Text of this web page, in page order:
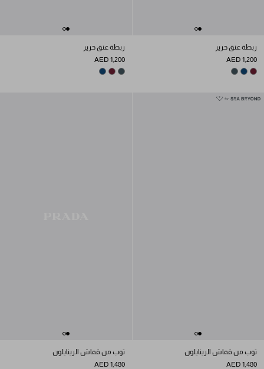
ربطة عنق حرير
AED 1,200
GARNET
NAVY
BOTTLE GREEN
ربطة عنق حرير
AED 1,200
BOTTLE GREEN
GARNET
NAVY
توب من قماش الرينايلون
AED 1,480
توب من قماش الرينايلون
AED 1,480